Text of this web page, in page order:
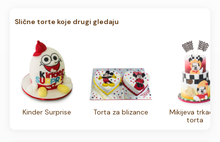
Slične torte koje drugi gledaju
Kinder Surprise Torta za blizance
Mikijeva
torta